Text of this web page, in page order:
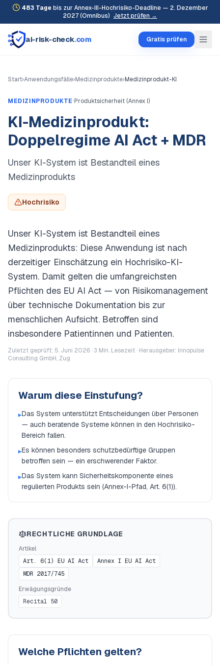
483 Tage bis zur Annex-III-Hochrisiko-Deadline — 2. Dezember
2027 (Omnibus) Jetzt prüfen →
ai-risk-check.com Gratis prüfen
Start›Anwendungsfälle›Medizinprodukte›Medizinprodukt-KI
MEDIZINPRODUKTE·Produktsicherheit (Annex I)
KI-Medizinprodukt:
Doppelregime AI Act + MDR
Unser KI-System ist Bestandteil eines
Medizinprodukts
Hochrisiko
Unser KI-System ist Bestandteil eines
Medizinprodukts: Diese Anwendung ist nach
derzeitiger Einschätzung ein Hochrisiko-KI-
System. Damit gelten die umfangreichsten
Pflichten des EU AI Act — von Risikomanagement
über technische Dokumentation bis zur
menschlichen Aufsicht. Betroffen sind
insbesondere Patientinnen und Patienten.
Zuletzt geprüft: 5. Juni 2026 ·3 Min. Lesezeit · Herausgeber: Innopulse
Consulting GmbH, Zug
Warum diese Einstufung?
▸Das System unterstützt Entscheidungen über Personen
— auch beratende Systeme können in den Hochrisiko-
Bereich fallen.
▸Es können besonders schutzbedürftige Gruppen
betroffen sein — ein erschwerender Faktor.
▸Das System kann Sicherheitskomponente eines
regulierten Produkts sein (Annex-I-Pfad, Art. 6(1)).
RECHTLICHE GRUNDLAGE
Artikel
Art. 6(1) EU AI Act
Annex I EU AI Act
MDR 2017/745
Erwägungsgründe
Recital 50
Welche Pflichten gelten?